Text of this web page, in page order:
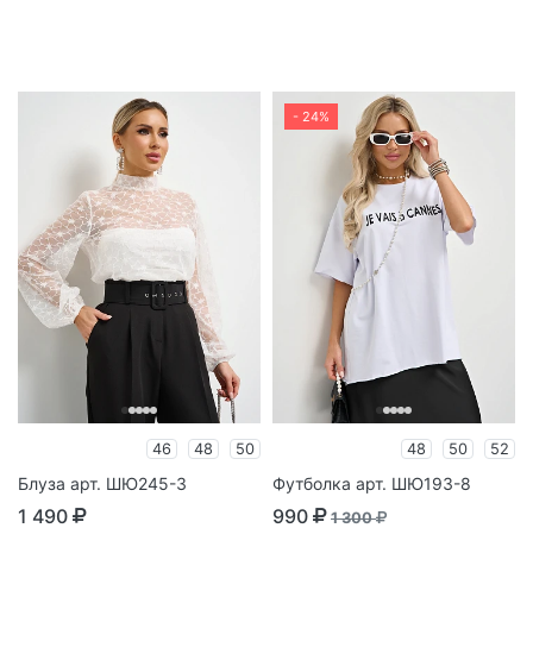
46 48 50
Блуза арт. ШЮ245-3
1 490
- 24%
48 50 52
Футболка арт. ШЮ193-8
990 1 300